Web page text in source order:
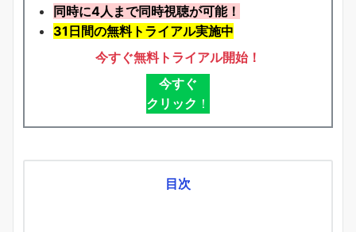
同時に4人まで同時視聴が可能！
31日間の無料トライアル実施中
今すぐ無料トライアル開始！
今すぐ
クリック ！
目次